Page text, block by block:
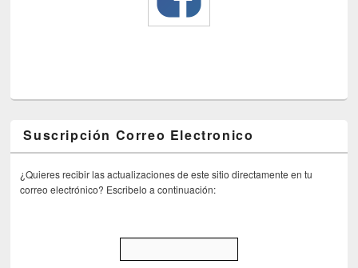
Suscripción Correo Electronico
¿Quieres recibir las actualizaciones de este sitio directamente en tu
correo electrónico? Escribelo a continuación: